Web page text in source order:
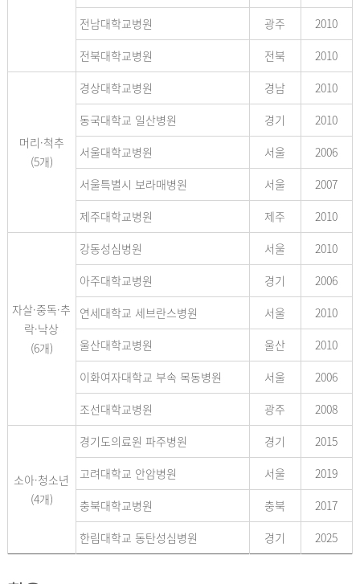
전남대학교병원
광주
2010
전북대학교병원
전북 2010
머리·척추
(5개)
경상대학교병원 경남
2010
동국대학교 일산병원
경기
2010
서울대학교병원
서울
2006
서울특별시 보라매병원
서울
2007
제주대학교병원
제주 2010
자살·중독·추
락·낙상
(6개)
강동성심병원 서울
2010
아주대학교병원
경기
2006
연세대학교 세브란스병원
서울
2010
울산대학교병원
울산
2010
이화여자대학교 부속 목동병원
서울
2006
조선대학교병원
광주 2008
소아·청소년
(4개)
경기도의료원 파주병원 경기
2015
고려대학교 안암병원
서울
2019
충북대학교병원
충북
2017
한림대학교 동탄성심병원
경기 2025